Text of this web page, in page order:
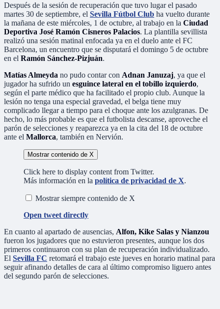
Después de la sesión de recuperación que tuvo lugar el pasado
martes 30 de septiembre, el Sevilla Fútbol Club ha vuelto durante
la mañana de este miércoles, 1 de octubre, al trabajo en la Ciudad
Deportiva José Ramón Cisneros Palacios. La plantilla sevillista
realizó una sesión matinal enfocada ya en el duelo ante el FC
Barcelona, un encuentro que se disputará el domingo 5 de octubre
en el Ramón Sánchez-Pizjuán.
Matías Almeyda no pudo contar con Adnan Januzaj, ya que el
jugador ha sufrido un esguince lateral en el tobillo izquierdo,
según el parte médico que ha facilitado el propio club. Aunque la
lesión no tenga una especial gravedad, el belga tiene muy
complicado llegar a tiempo para el choque ante los azulgranas. De
hecho, lo más probable es que el futbolista descanse, aproveche el
parón de selecciones y reaparezca ya en la cita del 18 de octubre
ante el Mallorca, también en Nervión.
Mostrar contenido de X
Click here to display content from Twitter.
Más información en la política de privacidad de X.
Mostrar siempre contenido de X
Open tweet directly
En cuanto al apartado de ausencias, Alfon, Kike Salas y Nianzou
fueron los jugadores que no estuvieron presentes, aunque los dos
primeros continuaron con su plan de recuperación individualizado.
El Sevilla FC retomará el trabajo este jueves en horario matinal para
seguir afinando detalles de cara al último compromiso liguero antes
del segundo parón de selecciones.